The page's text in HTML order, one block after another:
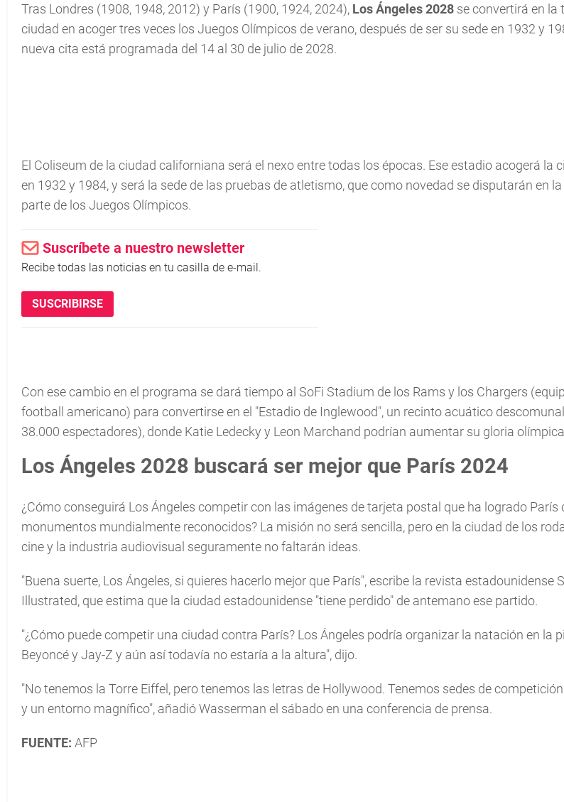
Tras Londres (1908, 1948, 2012) y París (1900, 1924, 2024), Los Ángeles 2028 se convertirá en la
ciudad en acoger tres veces los Juegos Olímpicos de verano, después de ser su sede en 1932 y
nueva cita está programada del 14 al 30 de julio de 2028.
El Coliseum de la ciudad californiana será el nexo entre todas los épocas. Ese estadio acogerá la
en 1932 y 1984, y será la sede de las pruebas de atletismo, que como novedad se disputarán en
parte de los Juegos Olímpicos.
Suscríbete a nuestro newsletter
Recibe todas las noticias en tu casilla de e-mail.
SUSCRIBIRSE
Con ese cambio en el programa se dará tiempo al SoFi Stadium de los Rams y los Chargers
football americano) para convertirse en el "Estadio de Inglewood", un recinto acuático
38.000 espectadores), donde Katie Ledecky y Leon Marchand podrían aumentar su gloria
Los Ángeles 2028 buscará ser mejor que París 2024
¿Cómo conseguirá Los Ángeles competir con las imágenes de tarjeta postal que ha logrado París
monumentos mundialmente reconocidos? La misión no será sencilla, pero en la ciudad de los
cine y la industria audiovisual seguramente no faltarán ideas.
"Buena suerte, Los Ángeles, si quieres hacerlo mejor que París", escribe la revista estadounidense
Illustrated, que estima que la ciudad estadounidense "tiene perdido" de antemano ese partido.
"¿Cómo puede competir una ciudad contra París? Los Ángeles podría organizar la natación en la
Beyoncé y Jay-Z y aún así todavía no estaría a la altura", dijo.
"No tenemos la Torre Eiffel, pero tenemos las letras de Hollywood. Tenemos sedes de
y un entorno magnífico", añadió Wasserman el sábado en una conferencia de prensa.
FUENTE: AFP